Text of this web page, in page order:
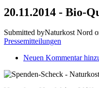
20.11.2014 - Bio-
Submitted byNaturkost Nord
Pressemitteilungen
Neuen Kommentar